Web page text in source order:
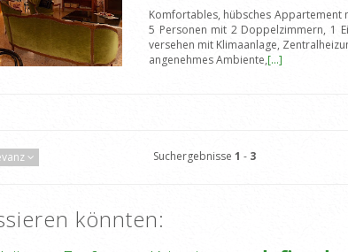
Komfortables, hübsches Appartement
5 Personen mit 2 Doppelzimmern, 1
versehen mit Klimaanlage,
angenehmes Ambiente,[...]
Suchergebnisse 1 - 3
könnten: